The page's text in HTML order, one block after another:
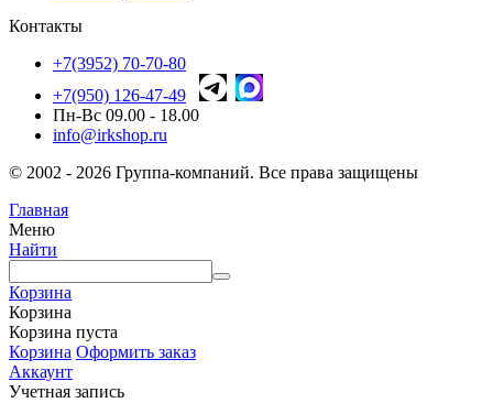
Контакты
+7(3952) 70-70-80
+7(950) 126-47-49
Пн-Вс 09.00 - 18.00
info@irkshop.ru
© 2002 - 2026 Группа-компаний. Все права защищены
Главная
Меню
Найти
Корзина
Корзина
Корзина пуста
Корзина Оформить заказ
Аккаунт
Учетная запись